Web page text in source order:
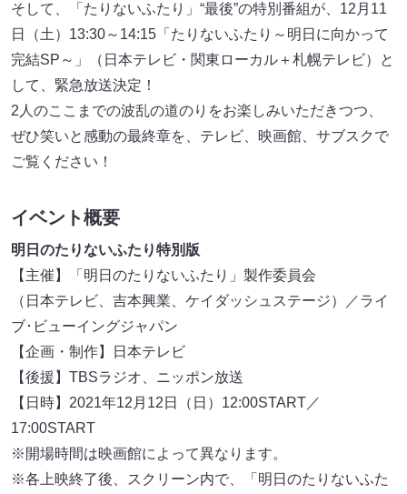
そして、「たりないふたり」“最後”の特別番組が、12月11
日（土）13:30～14:15「たりないふたり～明日に向かって
完結SP～」（日本テレビ・関東ローカル＋札幌テレビ）と
して、緊急放送決定！
2人のここまでの波乱の道のりをお楽しみいただきつつ、
ぜひ笑いと感動の最終章を、テレビ、映画館、サブスクで
ご覧ください！
イベント概要
明日のたりないふたり特別版
【主催】「明日のたりないふたり」製作委員会
（日本テレビ、吉本興業、ケイダッシュステージ）／ライ
ブ･ビューイングジャパン
【企画・制作】日本テレビ
【後援】TBSラジオ、ニッポン放送
【日時】2021年12月12日（日）12:00START／
17:00START
※開場時間は映画館によって異なります。
※各上映終了後、スクリーン内で、「明日のたりないふた